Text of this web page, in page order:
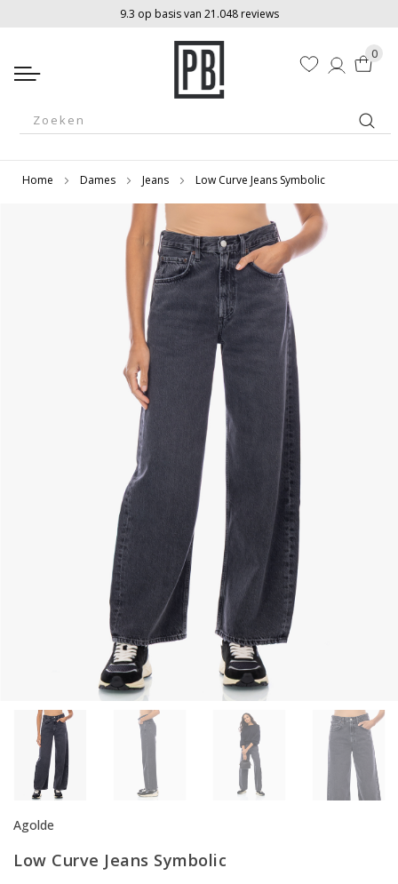
9.3 op basis van 21.048 reviews
0
Home Dames Jeans Low Curve Jeans Symbolic
Agolde
Low Curve Jeans Symbolic